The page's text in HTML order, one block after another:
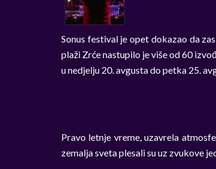
Sonus festival je opet dokazao da
plaži Zrće nastupilo je više od 60
u nedjelju 20. avgusta do petka 25.
Pravo letnje vreme, uzavrela
zemalja sveta plesali su uz zvukove